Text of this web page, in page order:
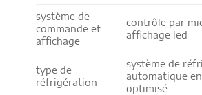
système de
commande et
affichage
contrôle par
affichage led
type de
réfrigération
système de
automatique
optimisé